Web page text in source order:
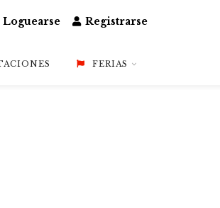
Loguearse Registrarse
FERIAS